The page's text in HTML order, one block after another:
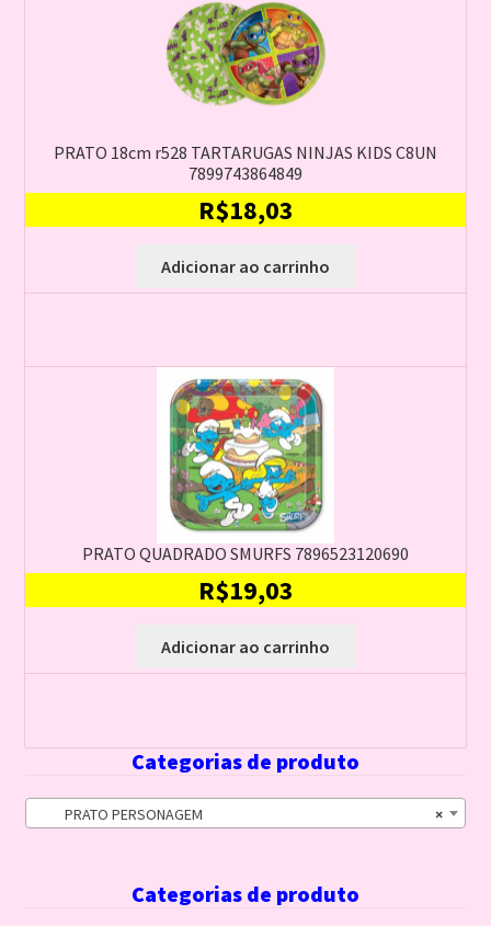
PRATO 18cm r528 TARTARUGAS NINJAS KIDS C8UN
7899743864849
R$18,03
Adicionar ao carrinho
PRATO QUADRADO SMURFS 7896523120690
R$19,03
Adicionar ao carrinho
Categorias de produto
×
PRATO PERSONAGEM
Categorias de produto